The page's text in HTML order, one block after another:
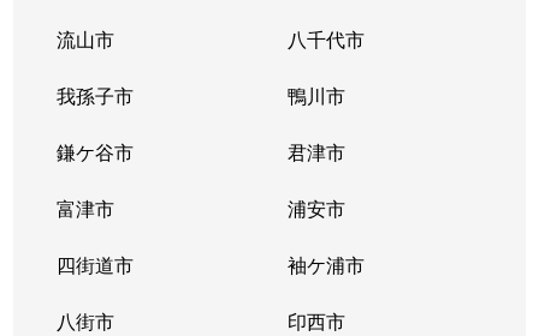
流山市 八千代市
我孫子市 鴨川市
鎌ケ谷市 君津市
富津市 浦安市
四街道市 袖ケ浦市
八街市 印西市